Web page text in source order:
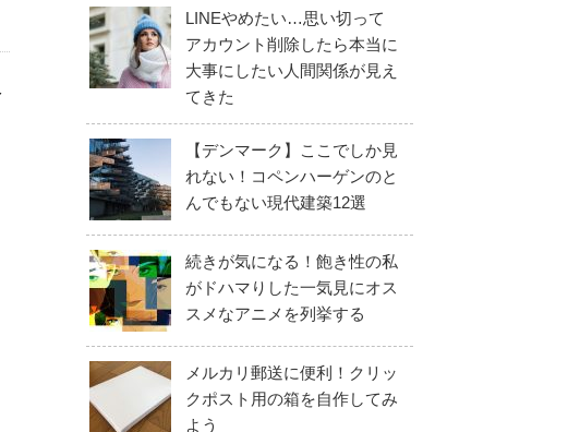
LINEやめたい…思い切って
アカウント削除したら本当に
大事にしたい人間関係が見え
てきた
【デンマーク】ここでしか見
れない！コペンハーゲンのと
んでもない現代建築12選
続きが気になる！飽き性の私
がドハマりした一気見にオス
スメなアニメを列挙する
メルカリ郵送に便利！クリッ
クポスト用の箱を自作してみ
よう